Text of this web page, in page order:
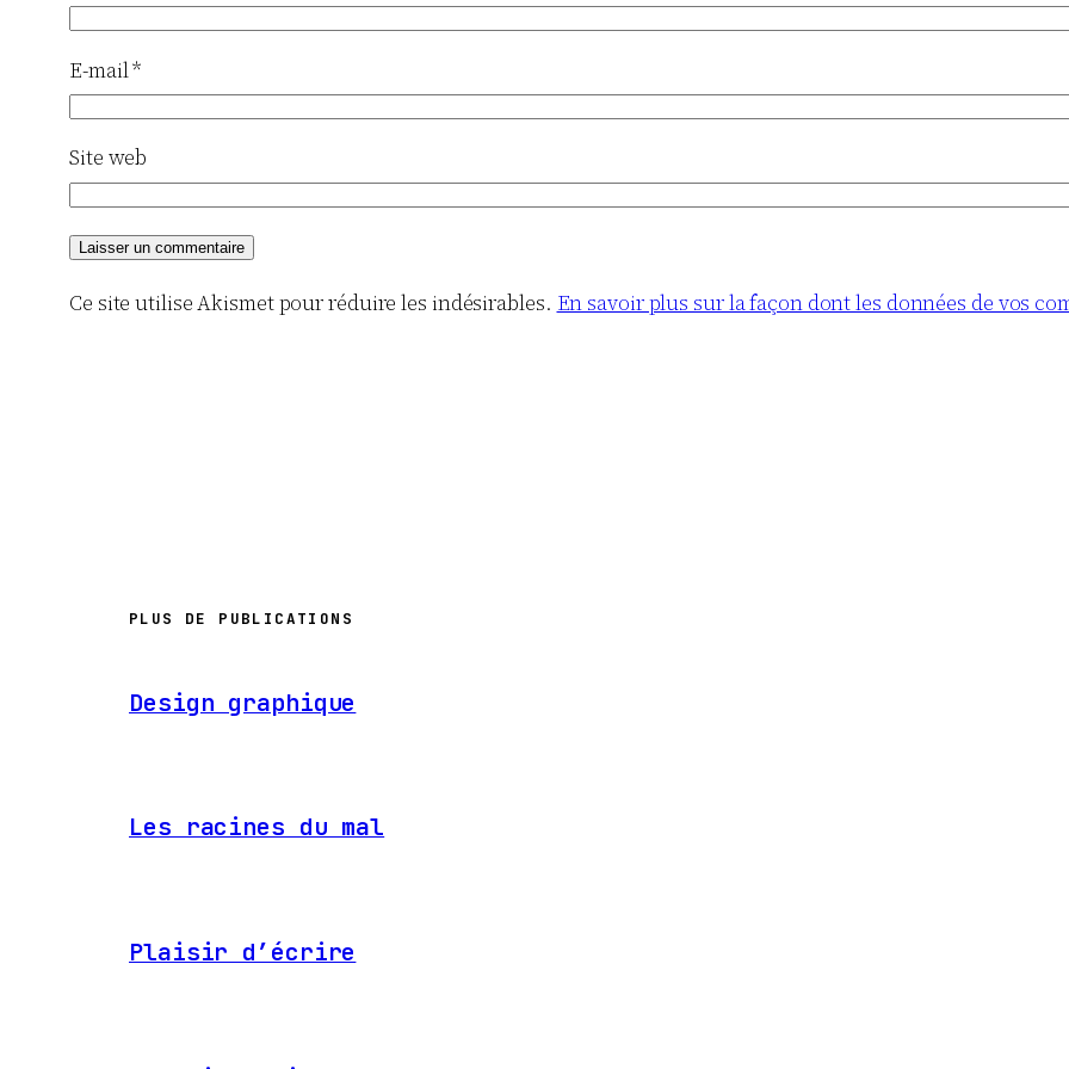
E-mail*
Site web
Ce site utilise Akismet pour réduire les indésirables. En savoir plus sur la façon dont les données de vos
PLUS DE PUBLICATIONS
Design graphique
Les racines du mal
Plaisir d’écrire